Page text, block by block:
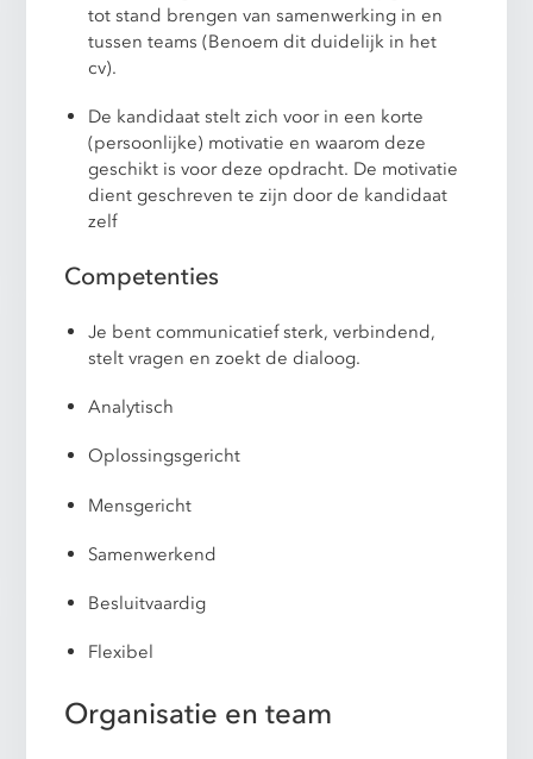
tot stand brengen van samenwerking in en
tussen teams (Benoem dit duidelijk in het
cv).
De kandidaat stelt zich voor in een korte
(persoonlijke) motivatie en waarom deze
geschikt is voor deze opdracht. De motivatie
dient geschreven te zijn door de kandidaat
zelf
Competenties
Je bent communicatief sterk, verbindend,
stelt vragen en zoekt de dialoog.
Analytisch
Oplossingsgericht
Mensgericht
Samenwerkend
Besluitvaardig
Flexibel
Organisatie en team